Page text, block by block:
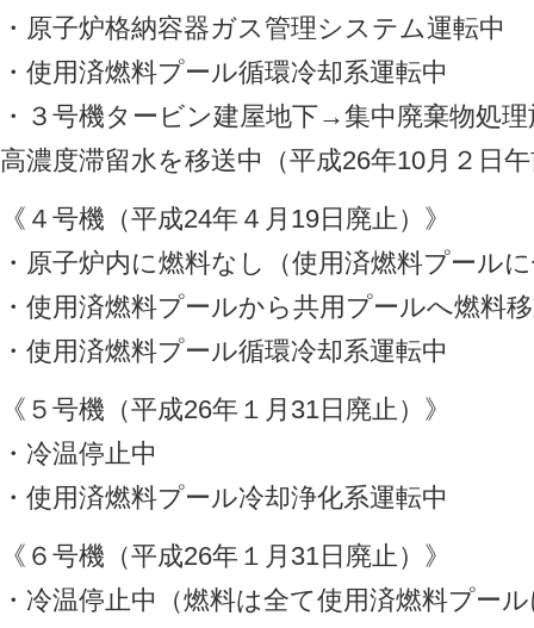
・原子炉格納容器ガス管理システム運転中
・使用済燃料プール循環冷却系運転中
・３号機タービン建屋地下→集中廃棄物処
高濃度滞留水を移送中（平成26年10月２日
《４号機（平成24年４月19日廃止）》
・原子炉内に燃料なし（使用済燃料プール
・使用済燃料プールから共用プールへ燃料
・使用済燃料プール循環冷却系運転中
《５号機（平成26年１月31日廃止）》
・冷温停止中
・使用済燃料プール冷却浄化系運転中
《６号機（平成26年１月31日廃止）》
・冷温停止中（燃料は全て使用済燃料プー